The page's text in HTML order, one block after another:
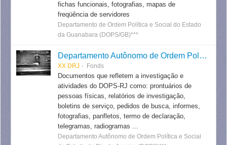
fichas funcionais, fotografias, mapas de
freqüência de servidores
Departamento de Ordem Política e Social do Estado
da Guanabara (DOPS/GB)***
Departamento Autônomo de Ordem Política e Social do Estado do Rio de Janeiro
XX DRJ Fonds
Documentos que refletem a investigação e
atividades do DOPS-RJ como: prontuários de
pessoas físicas, relatórios de investigação,
boletins de serviço, pedidos de busca, informes,
fotografias, panfletos, termo de declaração,
telegramas, radiogramas ...
Departamento Autônomo de Ordem Política e Social